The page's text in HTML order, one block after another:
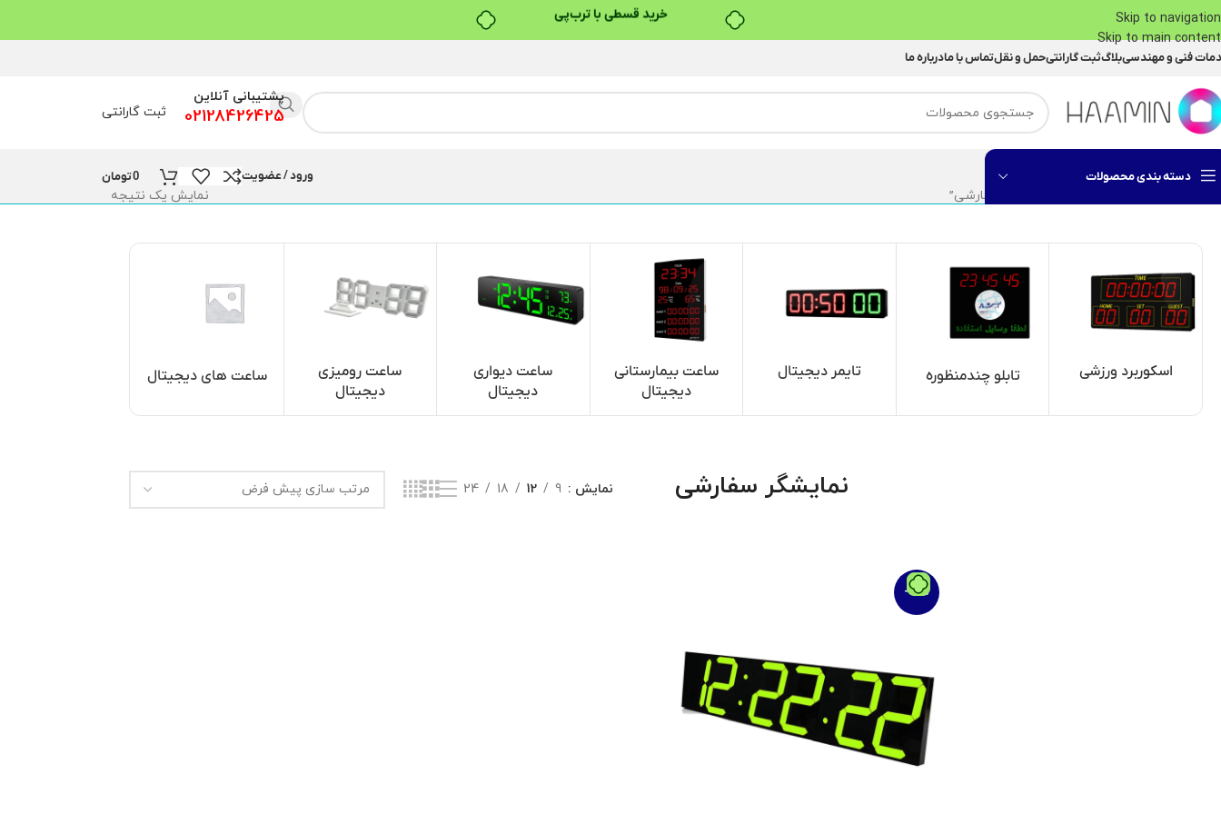
۴ قسط، بدون کارمزد
خرید قسطی با ترب‌پی
Skip to navigation
Skip to main content
فنی و مهندسیبلاگثبت گارانتیحمل و نقلتماس با مادرباره ما
پشتیبانی آنلاین
02128426425 ثبت گارانتی
دسته بندی محصولات ورود / عضویت 0تومان
محصولات برچسب خورده “نمایشگر سفارشی” نمایش یک نتیجه
اسکوربرد ورزشی تابلو چندمنظوره تایمر دیجیتال
ساعت بیمارستانی
دیجیتال
ساعت دیواری
دیجیتال
ساعت رومیزی
دیجیتال
ساعت های دیجیتال
نمایشگر سفارشی نمایش 9
12
18
24
-16%